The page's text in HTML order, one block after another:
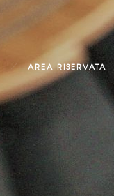
AREA RISERVATA